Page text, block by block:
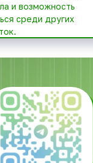
и возможность
среди других